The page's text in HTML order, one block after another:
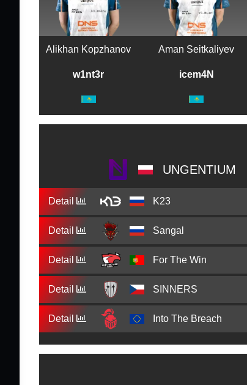
Alikhan Kopzhanov
w1nt3r
Aman Seitkaliyev
icem4N
UNGENTIUM
Detail K23
Detail Sangal
Detail For The Win
Detail SINNERS
Detail Into The Breach